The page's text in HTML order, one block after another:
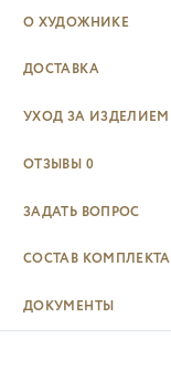
О ХУДОЖНИКЕ
ДОСТАВКА
УХОД ЗА ИЗДЕЛИЕМ
ОТЗЫВЫ 0
ЗАДАТЬ ВОПРОС
СОСТАВ КОМПЛЕКТА
ДОКУМЕНТЫ